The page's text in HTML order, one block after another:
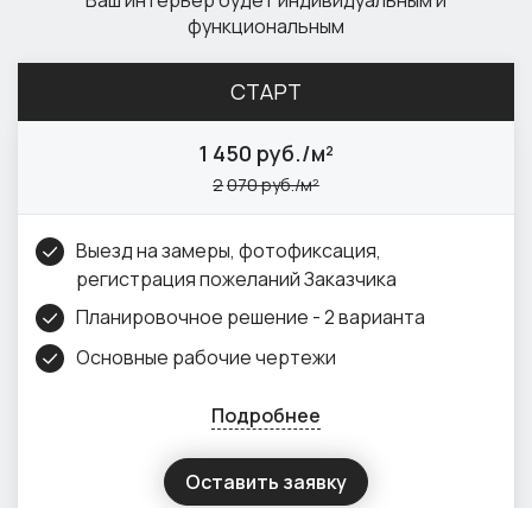
функциональным
СТАРТ
1 450 руб./м²
2070 руб./м²
Выезд на замеры, фотофиксация,
регистрация пожеланий Заказчика
Планировочное решение - 2 варианта
Основные рабочие чертежи
Подробнее
Оставить заявку